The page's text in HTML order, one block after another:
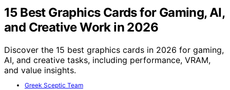
15 Best Graphics Cards for Gaming, AI,
and Creative Work in 2026
Discover the 15 best graphics cards in 2026 for gaming,
AI, and creative tasks, including performance, VRAM,
and value insights.
Greek Sceptic Team